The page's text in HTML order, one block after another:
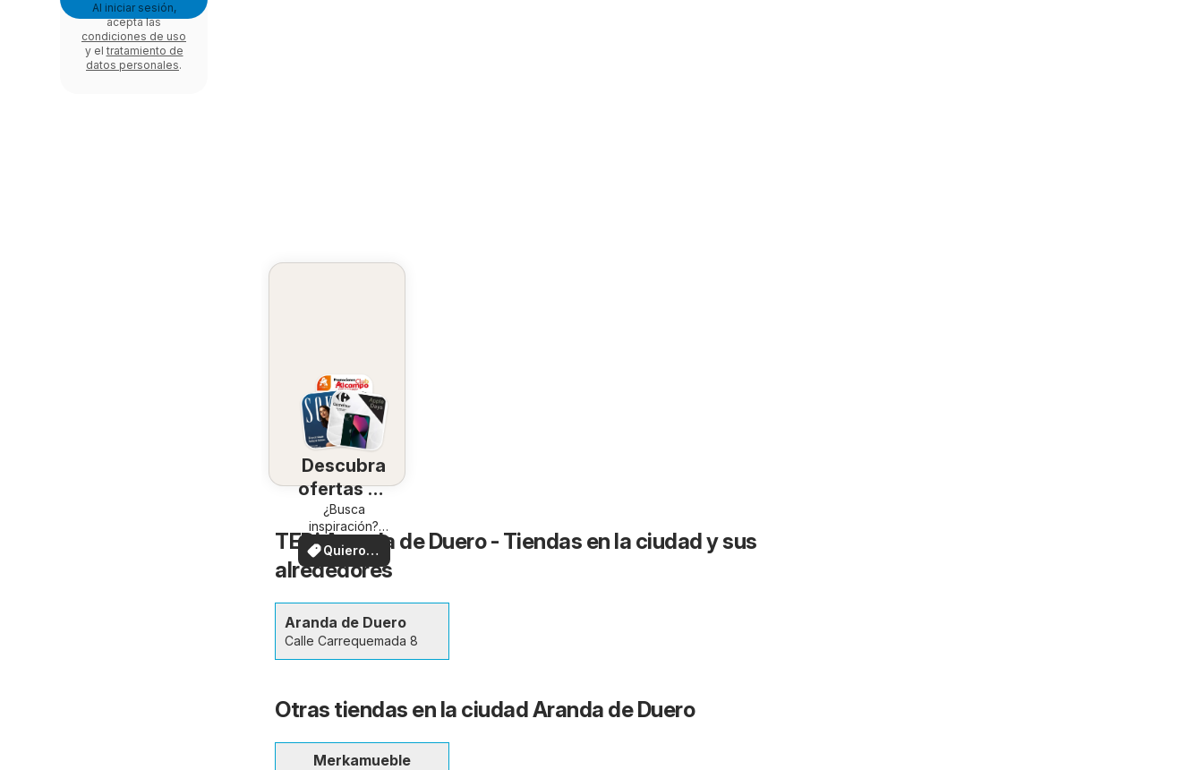
Descubra
ofertas en
su zona
¿Busca
inspiración?
¡Vea las ofertas
en su zona!
Quiero
ver
TEDi Aranda de Duero - Tiendas en la ciudad y sus
alrededores
Aranda de Duero
Calle Carrequemada 8
Otras tiendas en la ciudad Aranda de Duero
Merkamueble
Al iniciar sesión,
acepta las
condiciones de uso
y el tratamiento de
datos personales.